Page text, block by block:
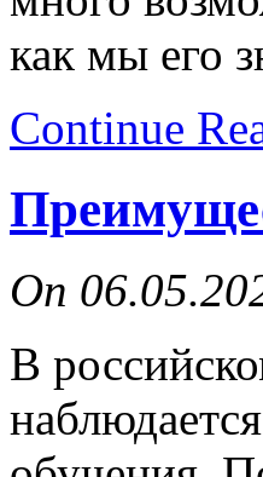
как мы его
Continue
On
В